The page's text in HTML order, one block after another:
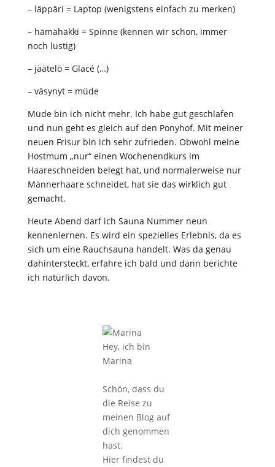
– läppäri = Laptop (wenigstens einfach zu merken)
– hämähäkki = Spinne (kennen wir schon, immer
noch lustig)
– jäätelö = Glacé (…)
– väsynyt = müde
Müde bin ich nicht mehr. Ich habe gut geschlafen
und nun geht es gleich auf den Ponyhof. Mit meiner
neuen Frisur bin ich sehr zufrieden. Obwohl meine
Hostmum „nur“ einen Wochenendkurs im
Haareschneiden belegt hat, und normalerweise nur
Männerhaare schneidet, hat sie das wirklich gut
gemacht.
Heute Abend darf ich Sauna Nummer neun
kennenlernen. Es wird ein spezielles Erlebnis, da es
sich um eine Rauchsauna handelt. Was da genau
dahintersteckt, erfahre ich bald und dann berichte
ich natürlich davon.
Hey, ich bin
Marina
Schön, dass du
die Reise zu
meinen Blog auf
dich genommen
hast.
Hier findest du